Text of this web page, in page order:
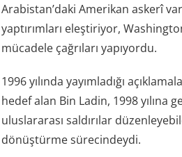
Arabistan’daki Amerikan askerî
yaptırımları eleştiriyor,
mücadele çağrıları yapıyordu.
1996 yılında yayımladığı
hedef alan Bin Ladin, 1998 yılına
uluslararası saldırılar
dönüştürme sürecindeydi.